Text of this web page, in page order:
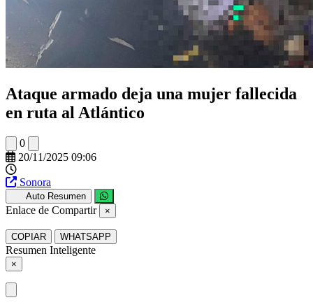
Ataque armado deja una mujer fallecida
en ruta al Atlántico
0
20/11/2025 09:06
Sonora
Auto Resumen
Enlace de Compartir ×
COPIAR WHATSAPP
Resumen Inteligente
×